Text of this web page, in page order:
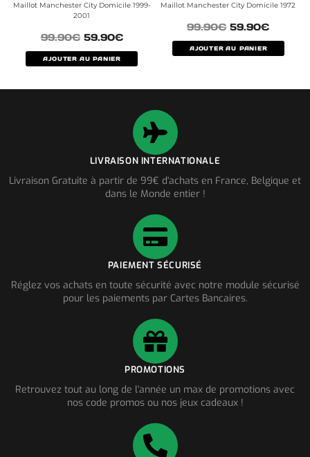
Maillot Manchester City Domicile 1999-
2001
99.90€ 59.90€
AJOUTER AU PANIER
Maillot Manchester City Domicile 1972
99.90€ 59.90€
AJOUTER AU PANIER
LIVRAISON INTERNATIONALE
Livraison Gratuite à partir de 99€ d'achats en France, Belgique et
dans le Monde entier !
PAIEMENT SÉCURISÉ
Réglez vos achats en toute sécurité avec notre module sécurisé
pour les paiements par Cartes Bancaires.
PROMOTIONS
Retrouvez tout au long de l'année un max de promotions avec
nos code promos ou nos jeux cadeaux !